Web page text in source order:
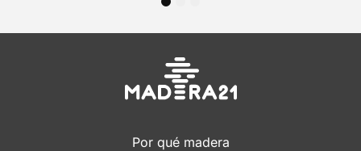
Por qué madera